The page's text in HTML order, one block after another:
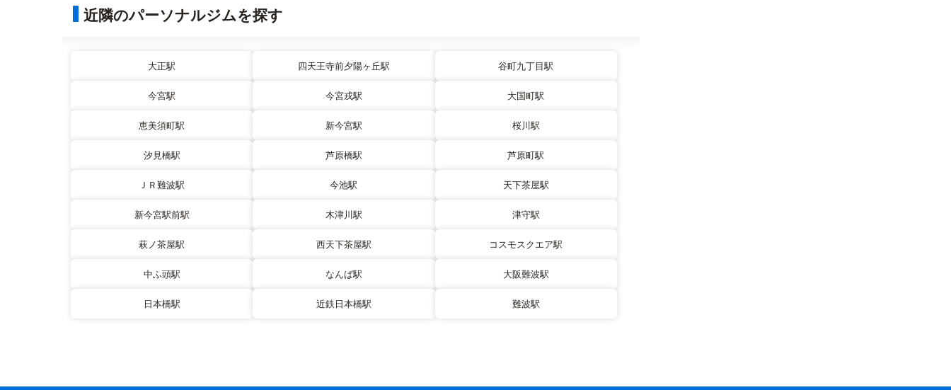
近隣のパーソナルジムを探す
大正駅 四天王寺前夕陽ヶ丘駅 谷町九丁目駅
今宮駅 今宮戎駅 大国町駅
恵美須町駅 新今宮駅 桜川駅
汐見橋駅 芦原橋駅 芦原町駅
ＪＲ難波駅 今池駅 天下茶屋駅
新今宮駅前駅 木津川駅 津守駅
萩ノ茶屋駅 西天下茶屋駅 コスモスクエア駅
中ふ頭駅 なんば駅 大阪難波駅
日本橋駅 近鉄日本橋駅 難波駅